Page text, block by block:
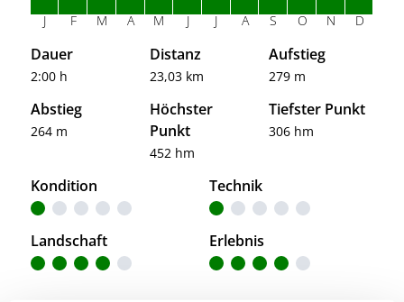
J F M A M J J A S O N D
Dauer
2:00 h
Distanz
23,03 km
Aufstieg
279 m
Abstieg
264 m
Höchster
Punkt
452 hm
Tiefster Punkt
306 hm
Kondition Technik
Landschaft Erlebnis